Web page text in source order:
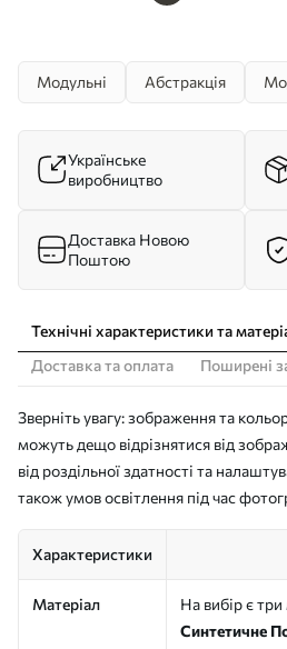
Модульні Абстракція
Українське
виробництво
Доставка Новою
Поштою
Технічні характеристики та
Доставка та оплата
Поширені
Зверніть увагу: зображення та
можуть дещо відрізнятися від
від роздільної здатності та
також умов освітлення під час
Характеристики
Матеріал
На вибір є три
Синтетичне